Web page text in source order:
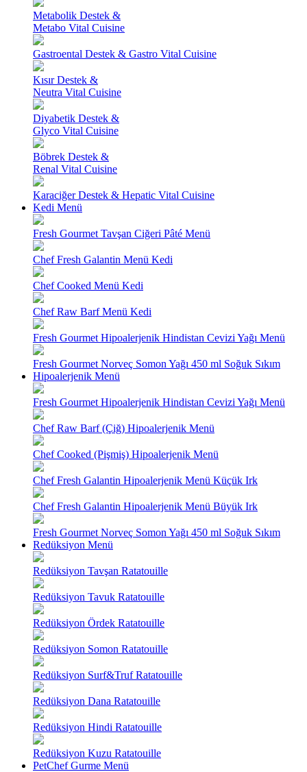
Metabolik Destek &
Metabo Vital Cuisine
Gastroental Destek & Gastro Vital Cuisine
Kısır Destek &
Neutra Vital Cuisine
Diyabetik Destek &
Glyco Vital Cuisine
Böbrek Destek &
Renal Vital Cuisine
Karaciğer Destek & Hepatic Vital Cuisine
Kedi Menü
Fresh Gourmet Tavşan Ciğeri Pâté Menü
Chef Fresh Galantin Menü Kedi
Chef Cooked Menü Kedi
Chef Raw Barf Menü Kedi
Fresh Gourmet Hipoalerjenik Hindistan Cevizi Yağı Menü
Fresh Gourmet Norveç Somon Yağı 450 ml Soğuk Sıkım
Hipoalerjenik Menü
Fresh Gourmet Hipoalerjenik Hindistan Cevizi Yağı Menü
Chef Raw Barf (Çiğ) Hipoalerjenik Menü
Chef Cooked (Pişmiş) Hipoalerjenik Menü
Chef Fresh Galantin Hipoalerjenik Menü Küçük Irk
Chef Fresh Galantin Hipoalerjenik Menü Büyük Irk
Fresh Gourmet Norveç Somon Yağı 450 ml Soğuk Sıkım
Redüksiyon Menü
Redüksiyon Tavşan Ratatouille
Redüksiyon Tavuk Ratatouille
Redüksiyon Ördek Ratatouille
Redüksiyon Somon Ratatouille
Redüksiyon Surf&Truf Ratatouille
Redüksiyon Dana Ratatouille
Redüksiyon Hindi Ratatouille
Redüksiyon Kuzu Ratatouille
PetChef Gurme Menü